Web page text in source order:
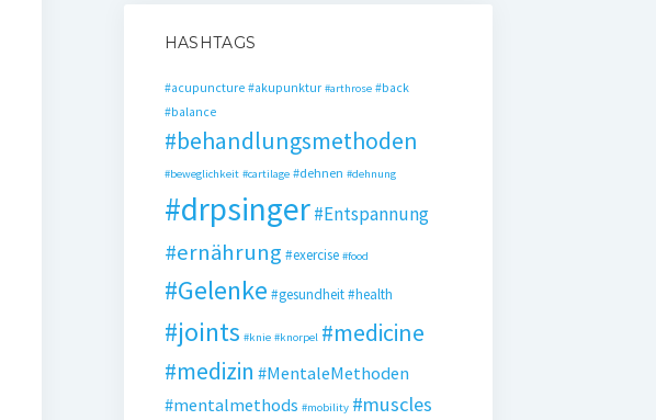
HASHTAGS
#acupuncture #akupunktur #arthrose #back
#balance
#behandlungsmethoden
#beweglichkeit #cartilage #dehnen #dehnung
#drpsinger#Entspannung
#ernährung #exercise #food
#Gelenke #gesundheit#health
#joints #knie #knorpel #medicine
#medizin #MentaleMethoden
#mentalmethods #mobility #muscles